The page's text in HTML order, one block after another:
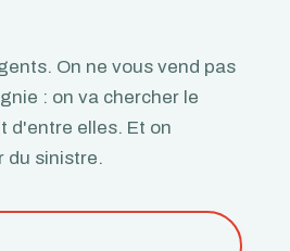
On ne vous vend pas
: on va chercher le
d'entre elles. Et on
du sinistre.